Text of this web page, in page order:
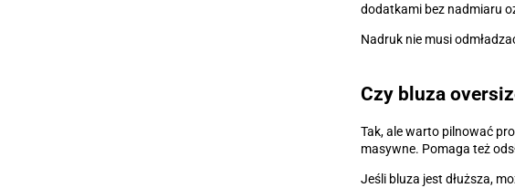
dodatkami bez nadmiaru
Nadruk nie musi
Czy bluza
Tak, ale warto pilnować
masywne. Pomaga też
Jeśli bluza jest dłuższa,